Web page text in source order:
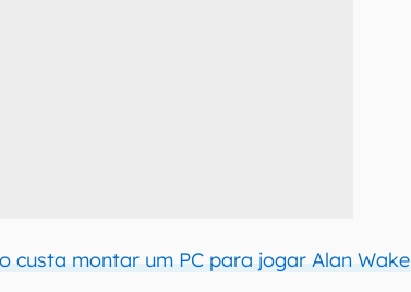
custa montar um PC para jogar Alan Wake